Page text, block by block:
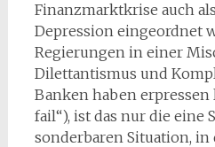
Finanzmarktkrise auch
Depression eingeordnet
Regierungen in einer
Dilettantismus und
Banken haben erpressen
fail“), ist das nur die eine
sonderbaren Situation,